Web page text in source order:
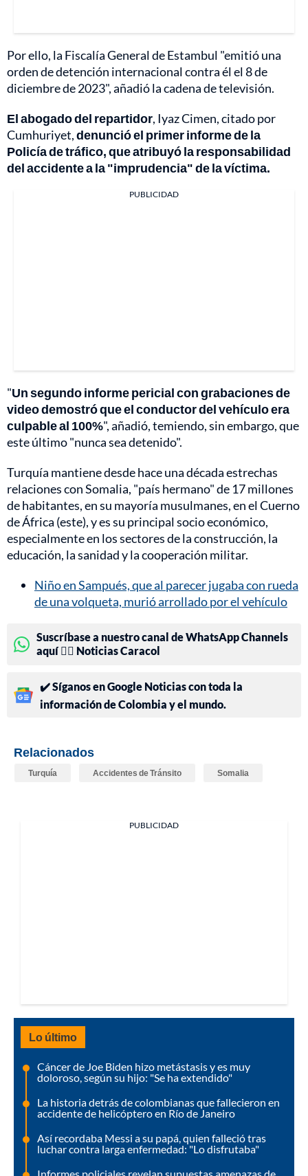
Por ello, la Fiscalía General de Estambul "emitió una
orden de detención internacional contra él el 8 de
diciembre de 2023", añadió la cadena de televisión.
El abogado del repartidor, Iyaz Cimen, citado por
Cumhuriyet,denunció el primer informe de la
Policía de tráfico, que atribuyó la responsabilidad
del accidente a la "imprudencia" de la víctima.
PUBLICIDAD
"Un segundo informe pericial con grabaciones de
video demostró que el conductor del vehículo era
culpable al 100%", añadió, temiendo, sin embargo, que
este último "nunca sea detenido".
Turquía mantiene desde hace una década estrechas
relaciones con Somalia, "país hermano" de 17 millones
de habitantes, en su mayoría musulmanes, en el Cuerno
de África (este), y es su principal socio económico,
especialmente en los sectores de la construcción, la
educación, la sanidad y la cooperación militar.
Niño en Sampués, que al parecer jugaba con rueda
de una volqueta, murió arrollado por el vehículo
Suscríbase a nuestro canal de WhatsApp Channels
aquí 👉🏻 Noticias Caracol
✔️ Síganos en Google Noticias con toda la
información de Colombia y el mundo.
Relacionados
Turquía Accidentes de Tránsito Somalia
PUBLICIDAD
Lo último
Cáncer de Joe Biden hizo metástasis y es muy
doloroso, según su hijo: "Se ha extendido"
La historia detrás de colombianas que fallecieron en
accidente de helicóptero en Río de Janeiro
Así recordaba Messi a su papá, quien falleció tras
luchar contra larga enfermedad: "Lo disfrutaba"